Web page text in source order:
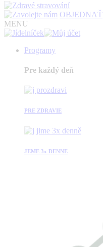
OBJEDNAŤ
MENU
Programy
Pre každý deň
PRE ZDRAVIE
JEME 3x DENNE